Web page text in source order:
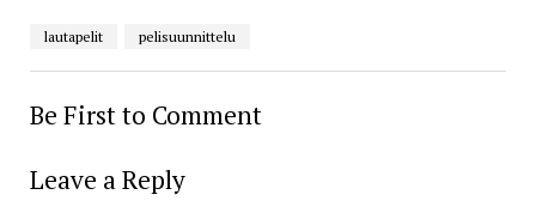
lautapelit pelisuunnittelu
Be First to Comment
Leave a Reply